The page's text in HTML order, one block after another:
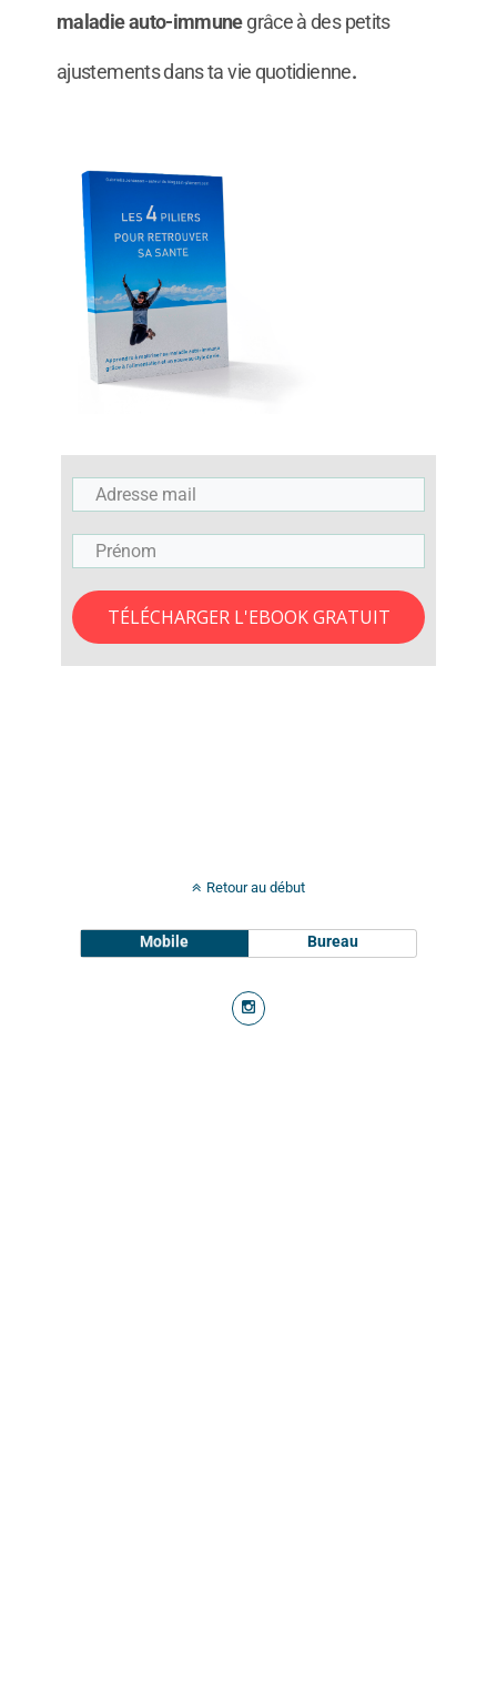
maladie auto-immunegrâce à des petits
ajustements dans ta vie quotidienne.
TÉLÉCHARGER L'EBOOK GRATUIT
Retour au début
Mobile Bureau